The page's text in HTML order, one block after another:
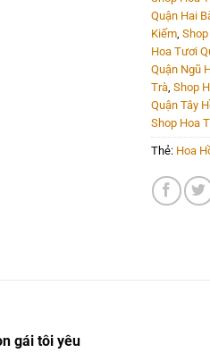
Quận Hai
Kiếm,
Hoa Tươi
Quận Ngũ
Trà, Shop
Quận Tây
Shop Hoa
Thẻ: Hoa
gái tôi yêu